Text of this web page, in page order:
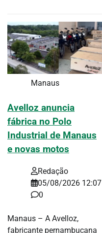
Manaus
Avelloz anuncia
fábrica no Polo
Industrial de Manaus
e novas motos
Redação
05/08/2026 12:07
0
Manaus – A Avelloz,
fabricante pernambucana